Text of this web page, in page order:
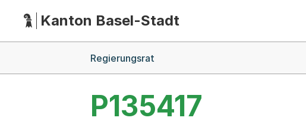
HauptnavigationKanton Basel-Stadt
Regierungsrat
P135417